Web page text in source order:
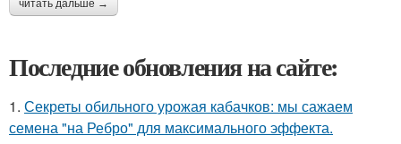
читать дальше →
Последние обновления на сайте:
1. Секреты обильного урожая кабачков: мы сажаем
семена "на Ребро" для максимального эффекта.